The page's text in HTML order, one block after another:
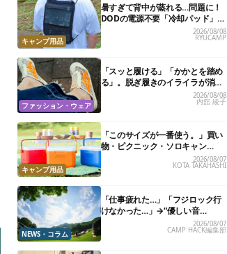
キャンプ用品
暑すぎて背中が蒸れる…問題に！
DODの電源不要「冷却パッド」を
試したら、夏の移動がラクになっ
た
2026/08/08
RYUCAMP
ファッション・ウェア
「スッと履ける」「かかとを踏め
る」。脱ぎ履きのイライラが消え
る快適“スニーカーサンダル”6選
2026/08/08
内舘 綾子
キャンプ用品
「このサイズが一番使う。」買い
物・ピクニック・ソロキャン
に“ちょうどいい”小型クーラーボ
ックス13選
2026/08/07
KOTA TAKAHASHI
NEWS・コラム
「仕事疲れた…」「フジロック行
けなかった…」→“優しい音
楽”と“大きな自然”で治癒。まだ間
に合います。
2026/08/07
CAMP HACK編集部